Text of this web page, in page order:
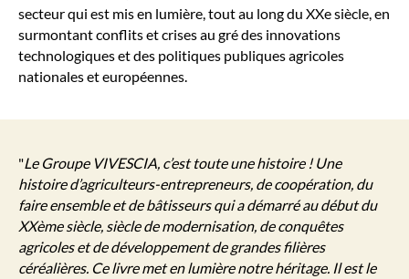
secteur qui est mis en lumière, tout au long du XXe siècle, en
surmontant conflits et crises au gré des innovations
technologiques et des politiques publiques agricoles
nationales et européennes.
"Le Groupe VIVESCIA, c’est toute une histoire ! Une
histoire d’agriculteurs-entrepreneurs, de coopération, du
faire ensemble et de bâtisseurs qui a démarré au début du
XXème siècle, siècle de modernisation, de conquêtes
agricoles et de développement de grandes filières
céréalières. Ce livre met en lumière notre héritage. Il est le